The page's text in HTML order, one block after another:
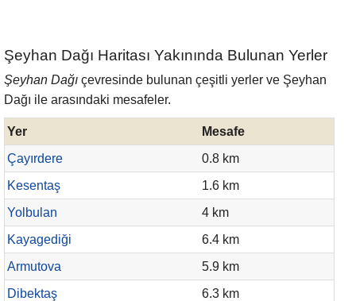
Şeyhan Dağı Haritası Yakınında Bulunan Yerler
Şeyhan Dağı çevresinde bulunan çeşitli yerler ve Şeyhan
Dağı ile arasındaki mesafeler.
Yer
Mesafe
Çayırdere
0.8 km
Kesentaş
1.6 km
Yolbulan
4 km
Kayagediği
6.4 km
Armutova
5.9 km
Dibektaş
6.3 km